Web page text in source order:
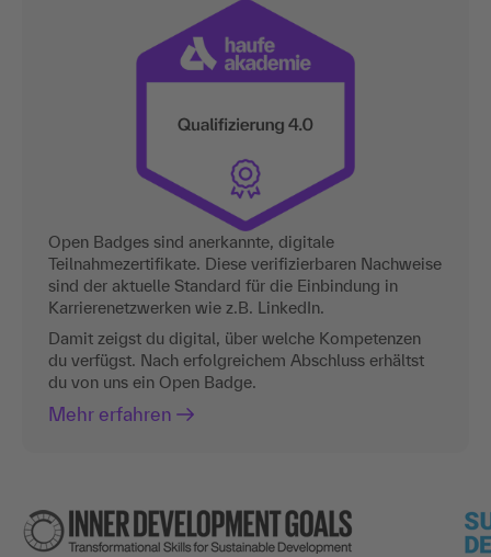
Open Badges sind anerkannte, digitale
Teilnahmezertifikate. Diese verifizierbaren Nachweise
sind der aktuelle Standard für die Einbindung in
Karrierenetzwerken wie z.B. LinkedIn.
Damit zeigst du digital, über welche Kompetenzen
du verfügst. Nach erfolgreichem Abschluss erhältst
du von uns ein Open Badge.
Mehr erfahren